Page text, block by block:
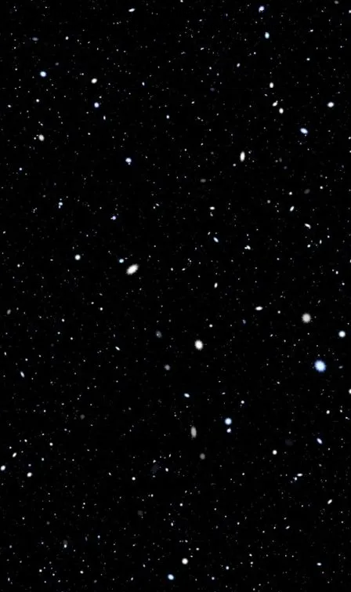
Optimized by Seraphinite Accelerator
Turns on site high speed to be attractive for people and search engines.